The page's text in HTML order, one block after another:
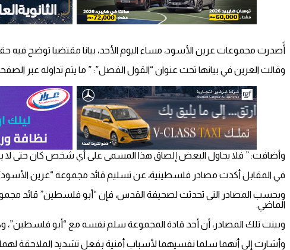
أًصدرت مجموعات عرين الأسود، مساء اليوم الأحد، بيانا مقتضبا توضح فيه
وقالت العرين في بيانها تحت عنوان “القول الفصل”: ” ما يتم تداوله عبر
وأضافت: ” فلا يحاول البعض إلصاق هذا المسمى على أي شخص كان حتى لا
في المقابل أكدت مصادر فلسطينية، عن تسليم قائد مجموعة “عرين
وبحسب المصادر التي تحدثت لصحيفة القدس، فإن “أبو فلسطين” قائد
الماضي.
وبينت تلك المصادر، أن أحد قادة المجموعة سلم نفسه مع “أبو فلسطين”،
وأشارت إلى أنهما سلما نفسيهما لأسباب أمنية بفعل تشديد الملاحقة